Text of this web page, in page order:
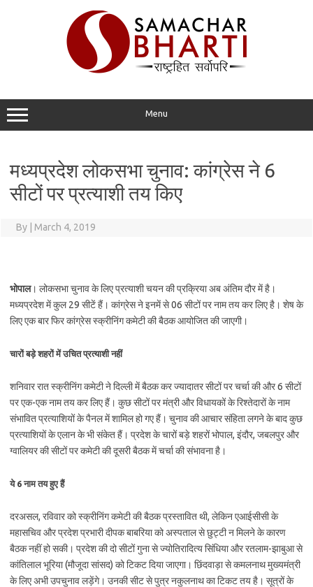
Menu
मध्यप्रदेश लोकसभा चुनाव: कांग्रेस ने 6
सीटों पर प्रत्याशी तय किए
By March 4, 2019
भोपाल। लोकसभा चुनाव के लिए प्रत्याशी चयन की प्रक्रिया अब अंतिम दौर में है।
मध्यप्रदेश में कुल 29 सीटें हैं। कांग्रेस ने इनमें से 06 सीटों पर नाम तय कर लिए है। शेष के
लिए एक बार फिर कांग्रेस स्क्रीनिंग कमेटी की बैठक आयोजित की जाएगी।
चारों बड़े शहरों में उचित प्रत्याशी नहीं
शनिवार रात स्क्रीनिंग कमेटी ने दिल्ली में बैठक कर ज्यादातर सीटों पर चर्चा की और 6 सीटों
पर एक-एक नाम तय कर लिए हैं। कुछ सीटों पर मंत्री और विधायकों के रिश्तेदारों के नाम
संभावित प्रत्याशियों के पैनल में शामिल हो गए हैं। चुनाव की आचार संहिता लगने के बाद कुछ
प्रत्याशियों के एलान के भी संकेत हैं। प्रदेश के चारों बड़े शहरों भोपाल, इंदौर, जबलपुर और
ग्वालियर की सीटों पर कमेटी की दूसरी बैठक में चर्चा की संभावना है।
ये 6 नाम तय हुए हैं
दरअसल, रविवार को स्क्रीनिंग कमेटी की बैठक प्रस्तावित थी, लेकिन एआईसीसी के
महासचिव और प्रदेश प्रभारी दीपक बाबरिया को अस्पताल से छुट्टी न मिलने के कारण
बैठक नहीं हो सकी। प्रदेश की दो सीटों गुना से ज्योतिरादित्य सिंधिया और रतलाम-झाबुआ से
कांतिलाल भूरिया (मौजूदा सांसद) को टिकट दिया जाएगा। छिंदवाड़ा से कमलनाथ मुख्यमंत्री
के लिए अभी उपचुनाव लड़ेंगे। उनकी सीट से पुत्र नकुलनाथ का टिकट तय है। सूत्रों के